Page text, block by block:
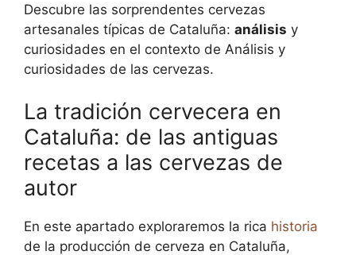
Descubre las sorprendentes cervezas
artesanales típicas de Cataluña: análisis y
curiosidades en el contexto de Análisis y
curiosidades de las cervezas.
La tradición cervecera en
Cataluña: de las antiguas
recetas a las cervezas de
autor
En este apartado exploraremos la rica historia
de la producción de cerveza en Cataluña,